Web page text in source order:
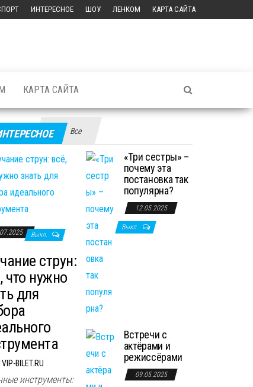
ИНТЕРЕСНОЕ ШОУ ЛЕНКОМ КАРТА САЙТА
КАРТА САЙТА
Все
Выкл.
струн:
что нужно
для
VIP-BILET.RU
инструменты:
«Три сестры» –
почему эта
постановка так
популярна?
12.05.2025
Выкл.
Встречи с
актёрами и
режиссёрами
09.05.2025